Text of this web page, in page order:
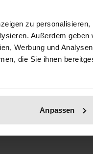
zu
Außerdem
Werbung und
die Sie ihnen
Anpassen